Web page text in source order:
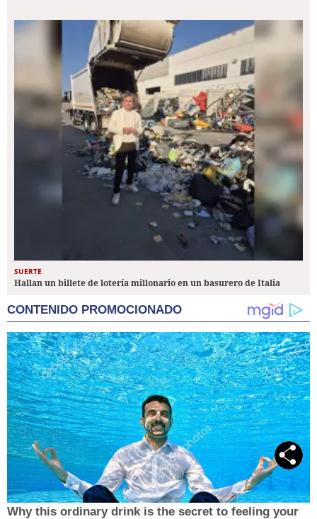
SUERTE
Hallan un billete de lotería millonario en un basurero de Italia
CONTENIDO PROMOCIONADO
Why this ordinary drink is the secret to feeling your